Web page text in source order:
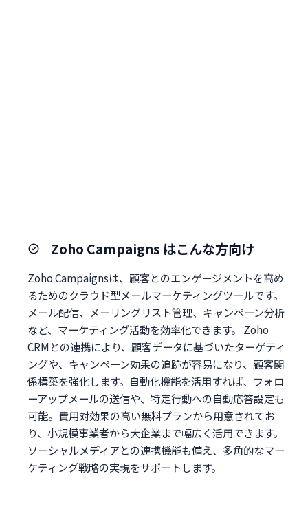
Zoho Campaigns はこんな方向け
Zoho Campaignsは、顧客とのエンゲージメントを高め
るためのクラウド型メールマーケティングツールです。
メール配信、メーリングリスト管理、キャンペーン分析
など、マーケティング活動を効率化できます。 Zoho
CRMとの連携により、顧客データに基づいたターゲティ
ングや、キャンペーン効果の追跡が容易になり、顧客関
係構築を強化します。自動化機能を活用すれば、フォロ
ーアップメールの送信や、特定行動への自動応答設定も
可能。費用対効果の高い無料プランから用意されてお
り、小規模事業者から大企業まで幅広く活用できます。
ソーシャルメディアとの連携機能も備え、多角的なマー
ケティング戦略の実現をサポートします。